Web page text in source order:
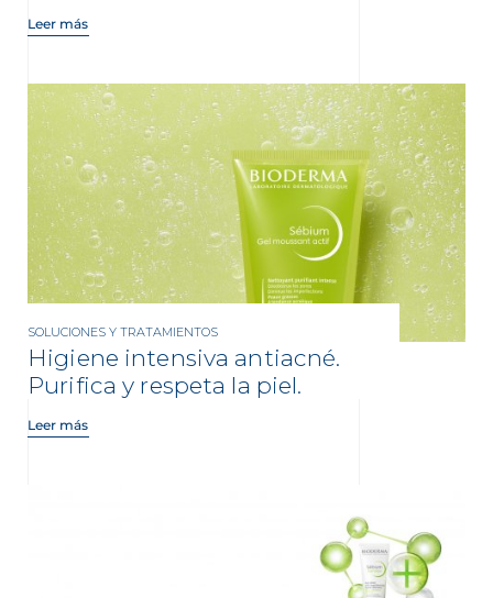
Leer más
SOLUCIONES Y TRATAMIENTOS
Higiene intensiva antiacné.
Purifica y respeta la piel.
Leer más